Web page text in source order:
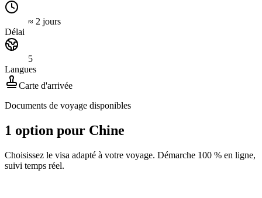
≈ 2 jours
Délai
5
Langues
Carte d'arrivée
Documents de voyage disponibles
1 option pour Chine
Choisissez le visa adapté à votre voyage. Démarche 100 % en ligne,
suivi temps réel.